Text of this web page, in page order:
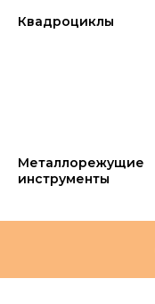
Квадроциклы
Металлорежущие
инструменты